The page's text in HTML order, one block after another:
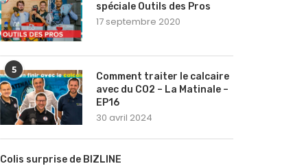
spéciale Outils des Pros
17 septembre 2020
5
Comment traiter le calcaire
avec du CO2 – La Matinale –
EP16
30 avril 2024
Colis surprise de BIZLINE